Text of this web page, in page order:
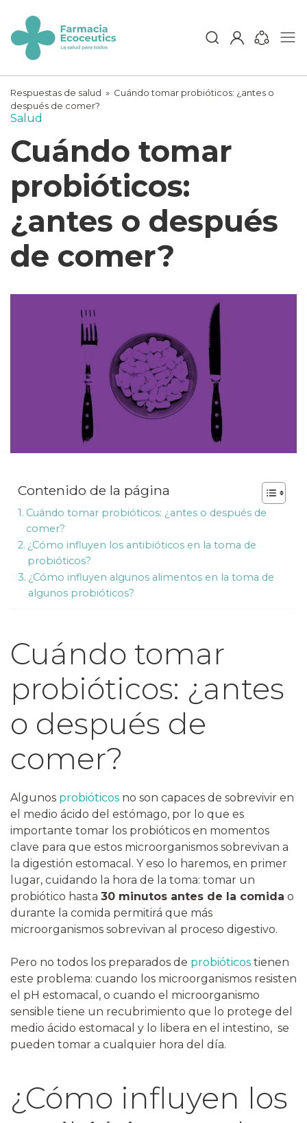
content
ecoceutics
Respuestas de salud » Cuándo tomar probióticos: ¿antes o
después de comer?
Salud
Cuándo tomar
probióticos:
¿antes o después
de comer?
Contenido de la página
Cuándo tomar probióticos: ¿antes o después de
comer?
¿Cómo influyen los antibióticos en la toma de
probióticos?
¿Cómo influyen algunos alimentos en la toma de
algunos probióticos?
Cuándo tomar
probióticos: ¿antes
o después de
comer?
Algunos probióticos no son capaces de sobrevivir en
el medio ácido del estómago, por lo que es
importante tomar los probióticos en momentos
clave para que estos microorganismos sobrevivan a
la digestión estomacal. Y eso lo haremos, en primer
lugar, cuidando la hora de la toma: tomar un
probiótico hasta 30 minutos antes de la comida o
durante la comida permitirá que más
microorganismos sobrevivan al proceso digestivo.
Pero no todos los preparados de probióticos tienen
este problema: cuando los microorganismos resisten
el pH estomacal, o cuando el microorganismo
sensible tiene un recubrimiento que lo protege del
medio ácido estomacal y lo libera en el intestino, se
pueden tomar a cualquier hora del día.
¿Cómo influyen los